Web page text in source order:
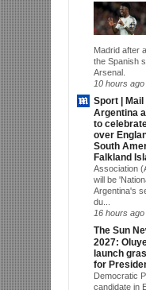
Madrid after
the Spanish
Arsenal.
10 hours ago
Sport | Mail
Argentina
to
over
South
Falkland
Association
will be
Argentina's
du...
16 hours ago
The Sun
2027:
launch
for
Democratic
candidate in